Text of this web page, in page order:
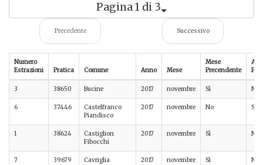
Pagina 1 di 3
Precedente Successivo
Numero
Estrazioni
Pratica Comune Anno Mese
Mese
Precendente
3 38650 Bucine 2017 novembre Sì No
6 37446
Castelfranco
Piandisco
2017 novembre No Sì
1 38624
Castiglion
Fibocchi
2017 novembre Sì No
7 39679 Cavriglia 2017 novembre Sì No